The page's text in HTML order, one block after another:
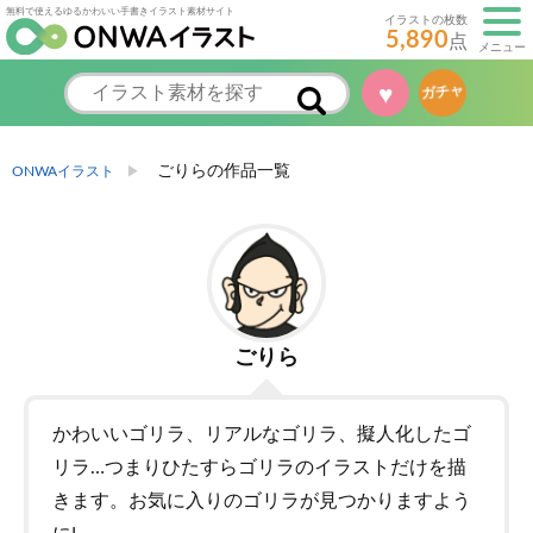
無料で使えるゆるかわいい手書きイラスト素材サイト
イラストの枚数
5,890点 メニュー
♥ ガチャ
ONWAイラスト ごりらの作品一覧
ごりら
かわいいゴリラ、リアルなゴリラ、擬人化したゴ
リラ…つまりひたすらゴリラのイラストだけを描
きます。お気に入りのゴリラが見つかりますよう